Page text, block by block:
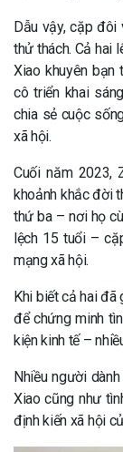
Dẫu vậy, cặp đôi
thử thách. Cả hai
Xiao khuyên bạn
cô triển khai
chia sẻ cuộc
xã hội.
Cuối năm 2023,
khoảnh khắc đời
thứ ba – nơi họ
lệch 15 tuổi –
mạng xã hội.
Khi biết cả hai
để chứng minh
kiện kinh tế –
Nhiều người
Xiao cũng như
định kiến xã hội